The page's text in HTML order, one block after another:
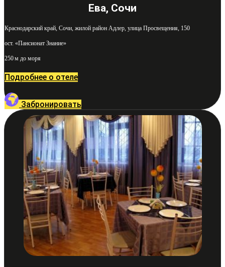
Ева, Сочи
Краснодарский край, Сочи, жилой район Адлер, улица Просвещения, 150
ост. «Пансионат Знание»
250 м до моря
Подробнее о отеле
Забронировать